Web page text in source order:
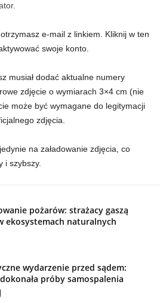
e-mail z linkiem. Kliknij w ten
swoje konto.
musiał dodać aktualne numery
zdjęcie o wymiarach 3×4 cm (nie
może być wymagane do legitymacji
zdjęcia.
na załadowanie zdjęcia, co
i szybszy.
pożarów: strażacy gaszą
ekosystemach naturalnych
wydarzenie przed sądem:
próby samospalenia